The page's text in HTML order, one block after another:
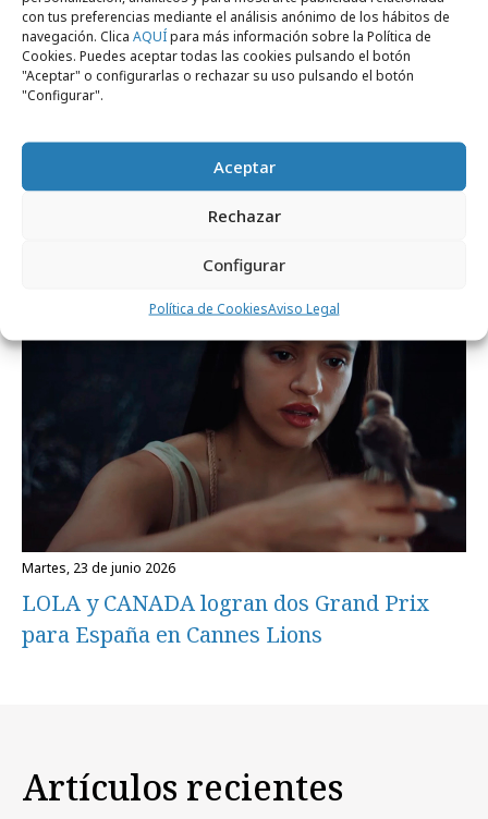
con tus preferencias mediante el análisis anónimo de los hábitos de
navegación. Clica AQUÍpara más información sobre la Política de
Cookies. Puedes aceptar todas las cookies pulsando el botón
"Aceptar" o configurarlas o rechazar su uso pulsando el botón
"Configurar".
Aceptar
Rechazar
Configurar
Política de CookiesAviso Legal
DAVID lidera una jornada de seis metales
para España en Cannes Lions
martes, 23 de junio 2026
LOLA y CANADA logran dos Grand Prix
para España en Cannes Lions
Artículos recientes